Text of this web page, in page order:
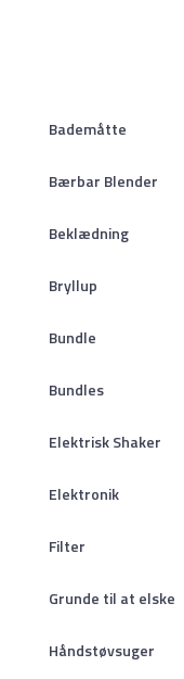
Bademåtte
Bærbar Blender
Beklædning
Bryllup
Bundle
Bundles
Elektrisk Shaker
Elektronik
Filter
Grunde til at elske
Håndstøvsuger